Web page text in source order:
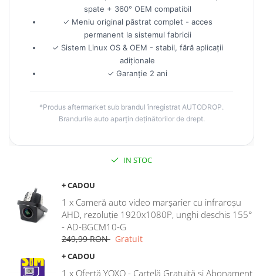
Navigații auto universale
Navigații auto universale
Navigații universale 2DIN
Rame adaptoare auto
Rame adaptoare Volkswagen
Rame adaptoare Ford
Rame adaptoare M-Benz
Rame adaptoare Opel
Rame adaptoare Skoda
spate + 360° OEM compatibil
✓ Meniu original păstrat complet - acces
permanent la sistemul fabricii
✓ Sistem Linux OS & OEM - stabil, fără aplicații
adiționale
✓ Garanție 2 ani
*Produs aftermarket sub brandul înregistrat AUTODROP.
Brandurile auto aparțin deținătorilor de drept.
IN STOC
+ CADOU
1 x Cameră auto video marșarier cu infraroșu
AHD, rezoluție 1920x1080P, unghi deschis 155°
- AD-BGCM10-G
249,99 RON Gratuit
+ CADOU
1 x Ofertă YOXO - Cartelă Gratuită și Abonament